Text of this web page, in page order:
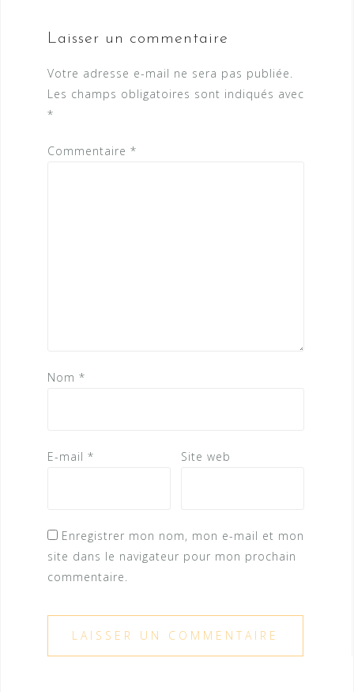
Laisser un commentaire
Votre adresse e-mail ne sera pas publiée.
Les champs obligatoires sont indiqués avec
*
Commentaire *
Nom *
E-mail * Site web
Enregistrer mon nom, mon e-mail et mon
site dans le navigateur pour mon prochain
commentaire.